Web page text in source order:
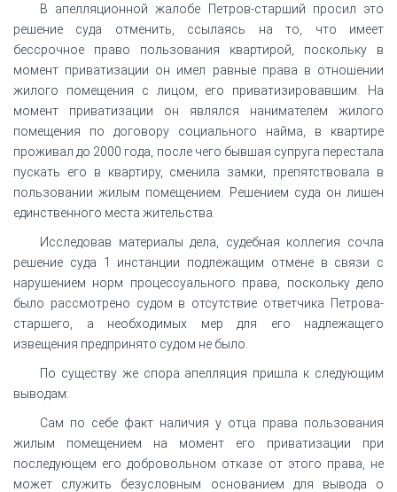
В апелляционной жалобе Петров-старший просил это
решение суда отменить, ссылаясь на то, что имеет
бессрочное право пользования квартирой, поскольку в
момент приватизации он имел равные права в отношении
жилого помещения с лицом, его приватизировавшим. На
момент приватизации он являлся нанимателем жилого
помещения по договору социального найма, в квартире
проживал до 2000 года, после чего бывшая супруга перестала
пускать его в квартиру, сменила замки, препятствовала в
пользовании жилым помещением. Решением суда он лишен
единственного места жительства.
Исследовав материалы дела, судебная коллегия сочла
решение суда 1 инстанции подлежащим отмене в связи с
нарушением норм процессуального права, поскольку дело
было рассмотрено судом в отсутствие ответчика Петрова-
старшего, а необходимых мер для его надлежащего
извещения предпринято судом не было.
По существу же спора апелляция пришла к следующим
выводам:
Сам по себе факт наличия у отца права пользования
жилым помещением на момент его приватизации при
последующем его добровольном отказе от этого права, не
может служить безусловным основанием для вывода о